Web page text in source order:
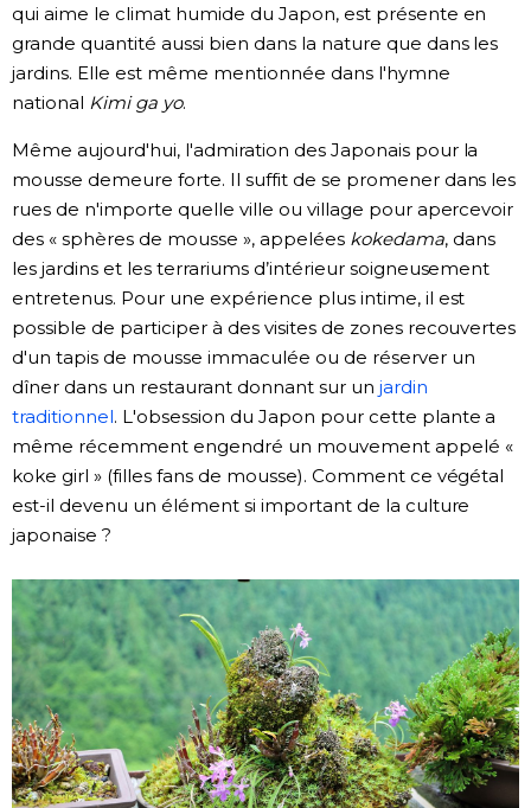
qui aime le climat humide du Japon, est présente en
grande quantité aussi bien dans la nature que dans les
jardins. Elle est même mentionnée dans l'hymne
national Kimi ga yo.
Même aujourd'hui, l'admiration des Japonais pour la
mousse demeure forte. Il suffit de se promener dans les
rues de n'importe quelle ville ou village pour apercevoir
des « sphères de mousse », appelées kokedama, dans
les jardins et les terrariums d’intérieur soigneusement
entretenus. Pour une expérience plus intime, il est
possible de participer à des visites de zones recouvertes
d'un tapis de mousse immaculée ou de réserver un
dîner dans un restaurant donnant sur un jardin
traditionnel. L'obsession du Japon pour cette plante a
même récemment engendré un mouvement appelé «
koke girl » (filles fans de mousse). Comment ce végétal
est-il devenu un élément si important de la culture
japonaise ?